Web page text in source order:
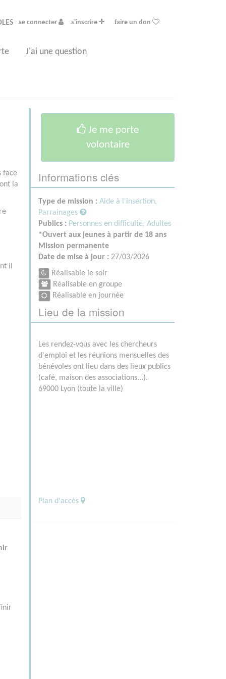
se connecter s'inscrire faire un don
J'ai une question
face
la
il
Je me porte
volontaire
Informations clés
Type de mission : Aide à l'insertion,
Parrainages
Publics : Personnes en difficulté, Adultes
*Ouvert aux jeunes à partir de 18 ans
Mission permanente
Date de mise à jour : 27/03/2026
Réalisable le soir
Réalisable en groupe
Réalisable en journée
Lieu de la mission
Les rendez-vous avec les chercheurs
d'emploi et les réunions mensuelles des
bénévoles ont lieu dans des lieux publics
(café, maison des associations...).
69000 Lyon (toute la ville)
Plan d'accès